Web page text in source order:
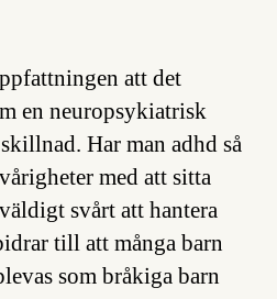
att det
en neuropsykiatrisk
Har man adhd så
med att sitta
svårt att hantera
till att många barn
som bråkiga barn